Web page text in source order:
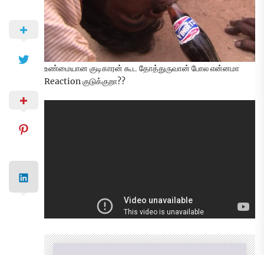
உண்மையான குடிகாரன் கூட தோத்துருவான் போல என்னமா
Reaction குடுக்குறா??